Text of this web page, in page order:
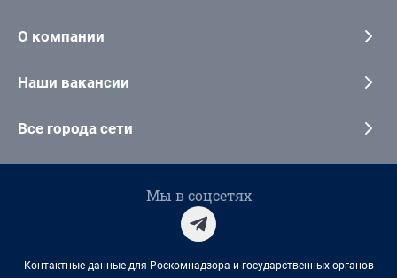
О компании
Наши вакансии
Все города сети
Мы в соцсетях
Контактные данные для Роскомнадзора и государственных органов